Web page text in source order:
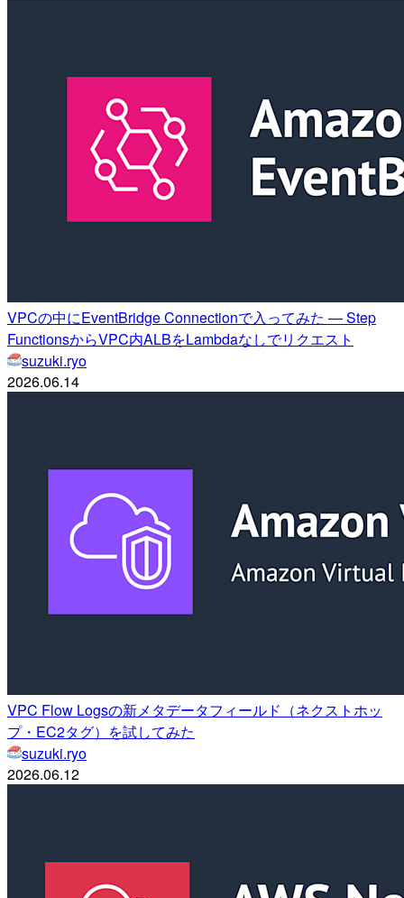
VPCの中にEventBridge Connectionで入ってみた — Step
FunctionsからVPC内ALBをLambdaなしでリクエスト
suzuki.ryo
2026.06.14
VPC Flow Logsの新メタデータフィールド（ネクストホッ
プ・EC2タグ）を試してみた
suzuki.ryo
2026.06.12